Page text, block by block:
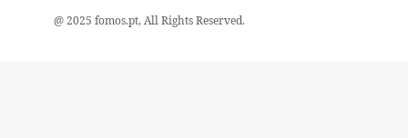
@ 2025 fomos.pt, All Rights Reserved.